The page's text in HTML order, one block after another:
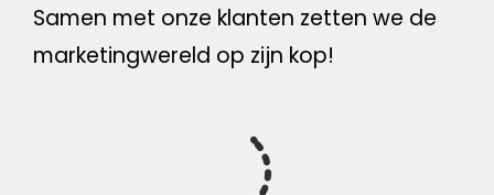
Samen met onze klanten zetten we de
marketingwereld op zijn kop!